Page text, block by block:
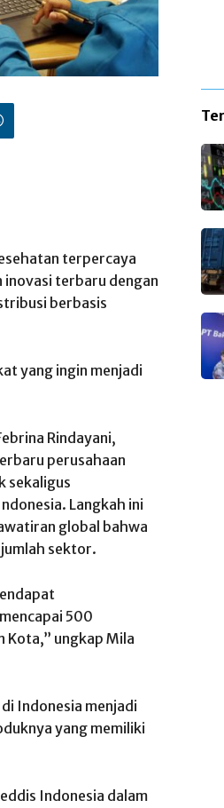
terpercaya
inovasi terbaru dengan
berbasis
yang ingin menjadi
Rindayani,
perusahaan
sekaligus
Langkah ini
global bahwa
sektor.
500
Kota,” ungkap Mila
Indonesia menjadi
yang memiliki
Indonesia dalam